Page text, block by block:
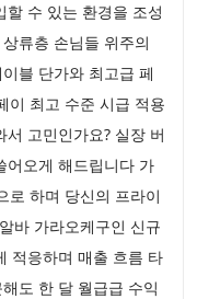
수 있는 환경을 조성
류층 손님들 위주의
블 단가와 최고급 페
이 최고 수준 시급 적용
고민인가요? 실장 버
어오게 해드립니다 가
로 하며 당신의 프라이
바 가라오케구인 신규
적응하며 매출 흐름 타
도 한 달 월급급 수익